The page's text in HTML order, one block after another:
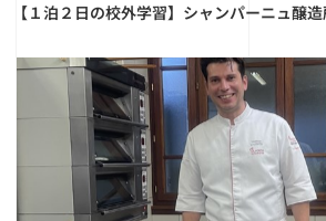
【１泊２日の校外学習】シャンパーニュ醸